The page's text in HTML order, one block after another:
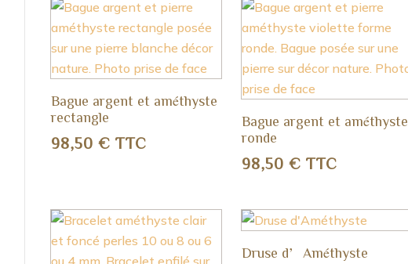
Bague argent et améthyste
rectangle
98,50 € TTC
Bague argent et améthyste
ronde
98,50€ TTC
Druse d’Améthyste